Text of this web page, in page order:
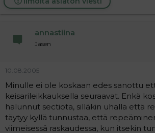
annastiina
Jäsen
10.08.2005
Minulle ei ole koskaan edes sanottu
keisarileikkauksella seuraavat. Enkä
halunnut sectiota, silläkin uhalla että
täytyy kyllä tunnustaa, että
viimeisessä raskaudessa, kun itsekin